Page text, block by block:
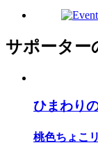
サポーター
ひまわり
桃色ちょこ